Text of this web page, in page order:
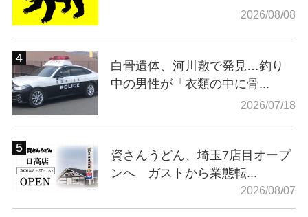
2026/08/08
白骨遺体、河川敷で発見…釣り
中の男性が「衣類の中に骨...
2026/07/18
資さんうどん、埼玉7店目オープ
ンへ ガストから業態転...
2026/08/07